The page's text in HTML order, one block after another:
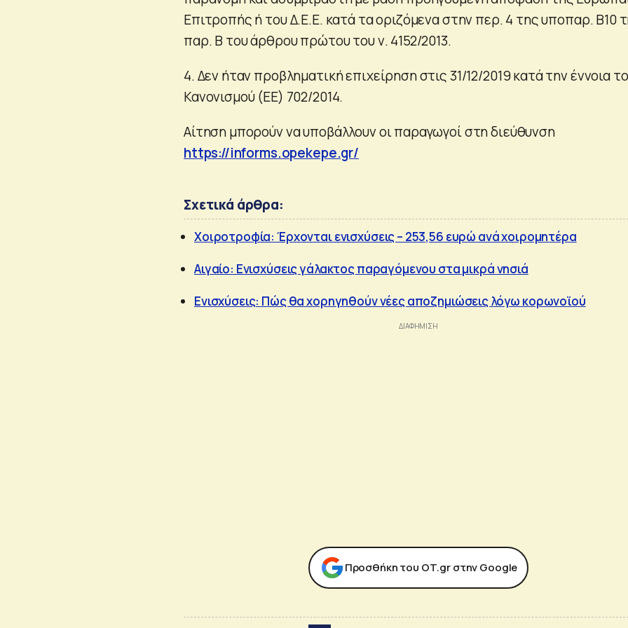
Επιτροπής ή του Δ.Ε.Ε. κατά τα οριζόμενα στην περ. 4 της υποπαρ. Β10
παρ. Β του άρθρου πρώτου του ν. 4152/2013.
4. Δεν ήταν προβληματική επιχείρηση στις 31/12/2019 κατά την έννοια
Κανονισμού (ΕΕ) 702/2014.
Αίτηση μπορούν να υποβάλλουν οι παραγωγοί στη διεύθυνση
https://informs.opekepe.gr/
Σχετικά άρθρα:
Χοιροτροφία: Έρχονται ενισχύσεις – 253,56 ευρώ ανά χοιρομητέρα
Αιγαίο: Ενισχύσεις γάλακτος παραγόμενου στα μικρά νησιά
Ενισχύσεις: Πώς θα χορηγηθούν νέες αποζημιώσεις λόγω κορωνοϊού
Προσθήκη του ΟΤ.gr στην Google